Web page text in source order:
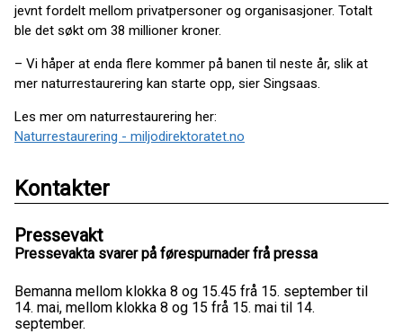
jevnt fordelt mellom privatpersoner og organisasjoner. Totalt
ble det søkt om 38 millioner kroner.
– Vi håper at enda flere kommer på banen til neste år, slik at
mer naturrestaurering kan starte opp, sier Singsaas.
Les mer om naturrestaurering her:
Naturrestaurering - miljodirektoratet.no
Kontakter
Pressevakt
Pressevakta svarer på førespurnader frå pressa
Bemanna mellom klokka 8 og 15.45 frå 15. september til
14. mai, mellom klokka 8 og 15 frå 15. mai til 14.
september.